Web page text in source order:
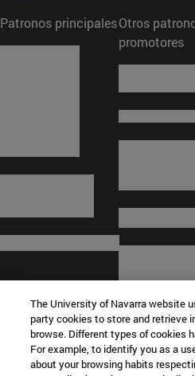
Patronos principalesOtros
promotores
The University of Navarra website
party cookies to store and retrieve
browse. Different types of cookies
For example, to identify you as a
about your browsing habits